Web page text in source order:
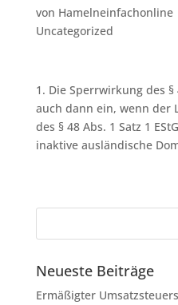
von Hamelneinfachonline
Uncategorized
1. Die Sperrwirkung des §
auch dann ein, wenn der
des § 48 Abs. 1 Satz 1
inaktive ausländische
Neueste Beiträge
Ermäßigter